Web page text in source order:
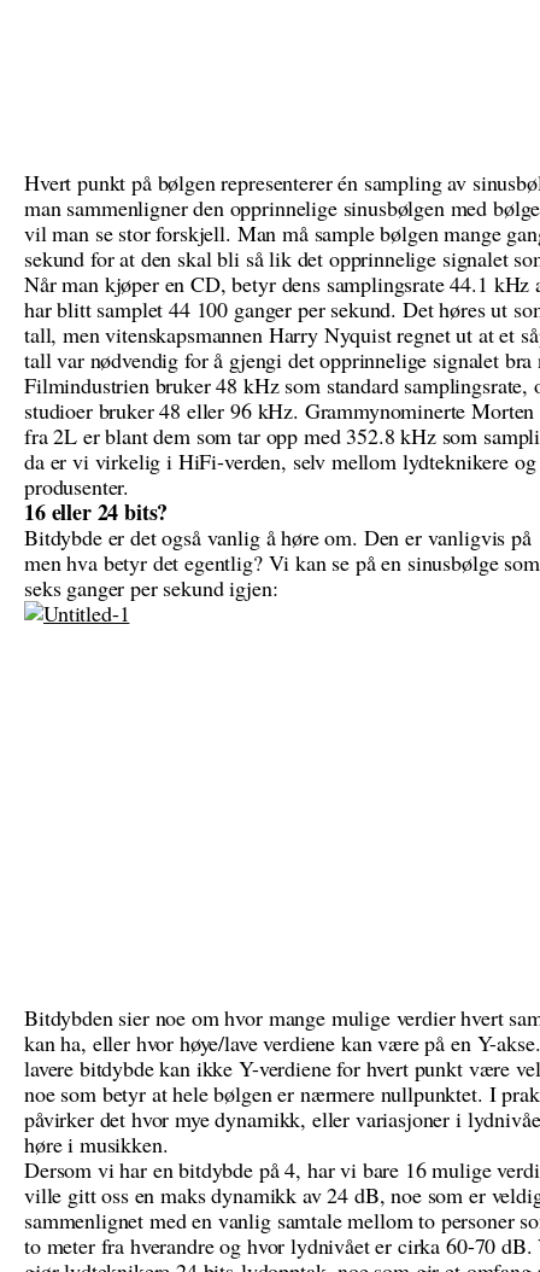
Hvert punkt på bølgen representerer én sampling av
man sammenligner den opprinnelige sinusbølgen med
vil man se stor forskjell. Man må sample bølgen mange
sekund for at den skal bli så lik det opprinnelige signalet
Når man kjøper en CD, betyr dens samplingsrate 44.1 kHz
har blitt samplet 44 100 ganger per sekund. Det høres ut
tall, men vitenskapsmannen Harry Nyquist regnet ut at et
tall var nødvendig for å gjengi det opprinnelige signalet bra
Filmindustrien bruker 48 kHz som standard samplingsrate,
studioer bruker 48 eller 96 kHz. Grammynominerte
fra 2L er blant dem som tar opp med 352.8 kHz som
da er vi virkelig i HiFi-verden, selv mellom lydteknikere og
produsenter.
16 eller 24 bits?
Bitdybde er det også vanlig å høre om. Den er vanligvis på
men hva betyr det egentlig? Vi kan se på en sinusbølge
seks ganger per sekund igjen:
Bitdybden sier noe om hvor mange mulige verdier hvert
kan ha, eller hvor høye/lave verdiene kan være på en Y-
lavere bitdybde kan ikke Y-verdiene for hvert punkt være
noe som betyr at hele bølgen er nærmere nullpunktet. I
påvirker det hvor mye dynamikk, eller variasjoner i
høre i musikken.
Dersom vi har en bitdybde på 4, har vi bare 16 mulige
ville gitt oss en maks dynamikk av 24 dB, noe som er
sammenlignet med en vanlig samtale mellom to personer
to meter fra hverandre og hvor lydnivået er cirka 60-70